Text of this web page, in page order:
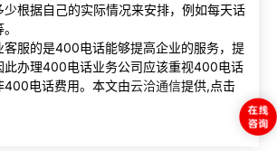
根据自己的实际情况来安排，例如每天话
客服的是400电话能够提高企业的服务，提
此办理400电话业务公司应该重视400电话
400电话费用。本文由云洽通信提供,点击